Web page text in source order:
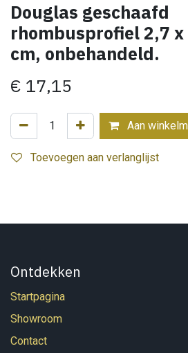
Douglas geschaafd
rhombusprofiel 2,7 x
cm, onbehandeld.
€ 17,15
Aan
Toevoegen aan verlanglijst
Ontdekken
Startpagina
Showroom
Contact